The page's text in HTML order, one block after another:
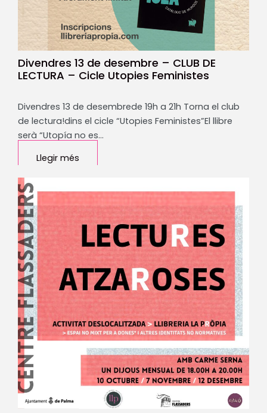
Divendres 13 de desembre – CLUB DE
LECTURA – Cicle Utopies Feministes
Divendres 13 de desembrede 19h a 21h Torna el club
de lectura!dins el cicle “Utopies Feministes”El llibre
serà “Utopía no es…
Llegir més